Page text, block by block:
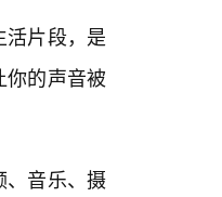
片段，是
的声音被
、音乐、摄